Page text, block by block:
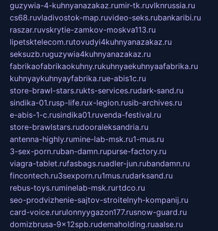
guzywia-4-kuhnyanazakaz.rumir-tk.ruvlknrussia.ru
cs68.ruvladivostok-map.ruvideo-seks.rubankaribi.ru
raszar.ruvskrytie-zamkov-moskva113.ru
lipetsktelecom.rutovudyi4kuhnyanazakaz.ru
seksuzb.ruguzywia4kuhnyanazakaz.ru
fabrikaofabrikaokuhny.rukuhnyaekuhnyaafabrika.ru
kuhnyaykuhnyayfabrika.rue-abis1c.ru
store-brawl-stars.rukts-services.rudark-sand.ru
sindika-01.rusp-life.rux-legion.rusib-archives.ru
e-abis-1-c.rusindika01.ruvenda-festival.ru
store-brawlstars.rudooraleksandria.ru
antenna-highly.rumine-lab-msk.ru1-mus.ru
3-sex-porn.ruban-damn.rupurse-factory.ru
viagra-tablet.rufasbags.ruadler-jun.rubandamn.ru
fincontech.ru3sexporn.ru1mus.rudarksand.ru
rebus-toys.ruminelab-msk.rurtdco.ru
seo-prodvizhenie-sajtov-stroitelnyh-kompanij.ru
card-voice.rurulonnyygazon177.rusnow-guard.ru
domizbrusa-9x12spb.rudemaholding.ruaalse.ru